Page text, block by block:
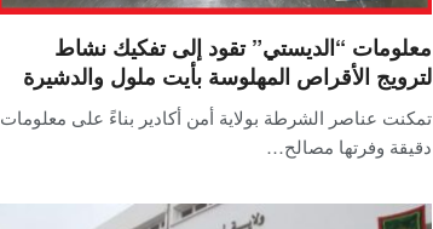
معلومات “الديستي” تقود إلى تفكيك نشاط
لترويج الأقراص المهلوسة بأيت ملول والدشيرة
تمكنت عناصر الشرطة بولاية أمن أكادير بناءً على معلومات
دقيقة وفرتها مصالح…